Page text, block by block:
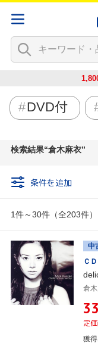
DVD付
検索結果 倉木麻衣
条件を追加
1件～30件（全203件）
中
ＣＤ
倉
定
獲